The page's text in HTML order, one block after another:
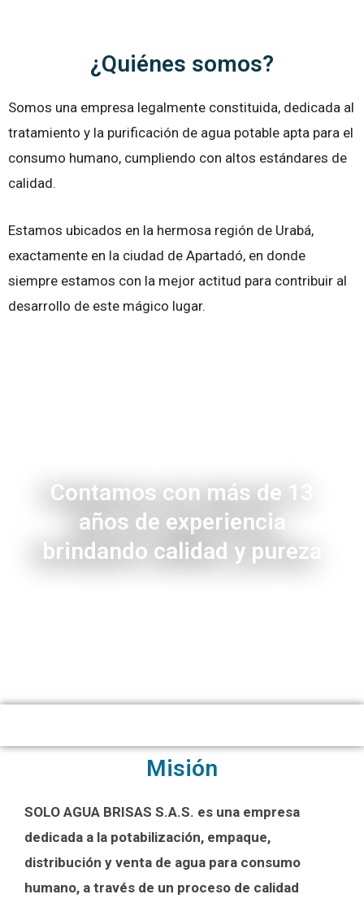
¿Quiénes somos?
Somos una empresa legalmente constituida, dedicada al
tratamiento y la purificación de agua potable apta para el
consumo humano, cumpliendo con altos estándares de
calidad.
Estamos ubicados en la hermosa región de Urabá,
exactamente en la ciudad de Apartadó, en donde
siempre estamos con la mejor actitud para contribuir al
desarrollo de este mágico lugar.
Contamos con más de 13
años de experiencia
brindando calidad y pureza
Misión
SOLO AGUA BRISAS S.A.S. es una empresa
dedicada a la potabilización, empaque,
distribución y venta de agua para consumo
humano, a través de un proceso de calidad